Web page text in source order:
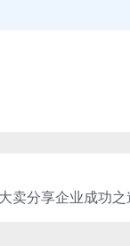
大卖分享企业成功